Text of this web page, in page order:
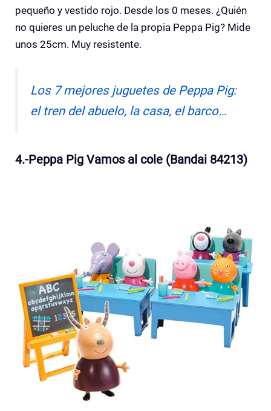
pequeño y vestido rojo. Desde los 0 meses. ¿Quién
no quieres un peluche de la propia Peppa Pig? Mide
unos 25cm. Muy resistente.
Los 7 mejores juguetes de Peppa Pig:
el tren del abuelo, la casa, el barco…
4.-Peppa Pig Vamos al cole (Bandai 84213)